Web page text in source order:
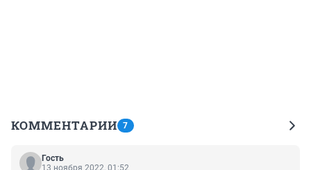
КОММЕНТАРИИ 7
Гость